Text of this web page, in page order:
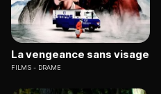
La vengeance sans visage
FILMS DRAME